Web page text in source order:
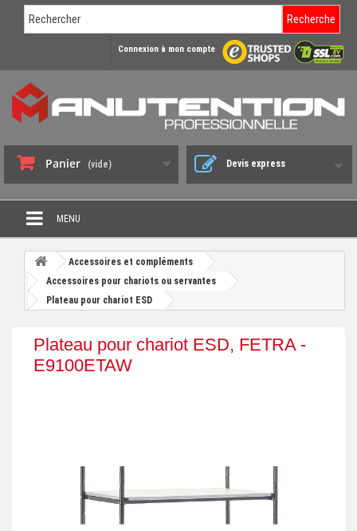
Recherche
Connexion à mon compte
Panier (vide) Devis express
MENU
PROMO DÉSTOCKAGE
CHARIOT DE MANUTENTION
+
BENNE BASCULANTE
GERBEUR ET CRIC INDUSTRIEL
ACCESSOIRES ET COMPLÉMENTS
Accessoires et compléments
Accessoires pour chariots ou servantes
Plateau pour chariot ESD
Plateau pour chariot ESD, FETRA -
E9100ETAW